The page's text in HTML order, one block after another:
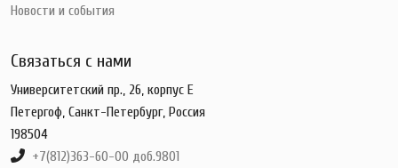
Новости и события
Связаться с нами
Университетский пр., 26, корпус Е
Петергоф, Санкт-Петербург, Россия
198504
+7(812)363-60-00 доб.9801